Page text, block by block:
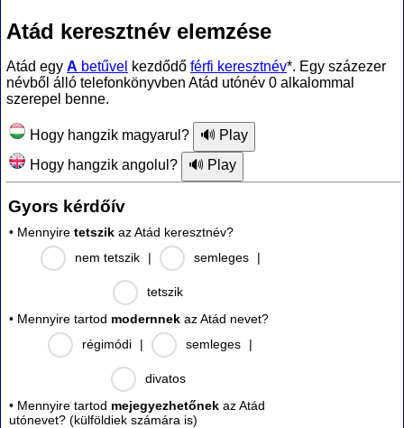
Atád keresztnév elemzése
Atád egy A betűvel kezdődő férfi keresztnév*. Egy százezer
névből álló telefonkönyvben Atád utónév 0 alkalommal
szerepel benne.
Hogy hangzik magyarul?
Hogy hangzik angolul?
Gyors kérdőív
• Mennyire tetszik az Atád keresztnév?
nem tetszik
| semleges |
tetszik
• Mennyire tartod modernnek az Atád nevet?
régimódi
| semleges |
divatos
• Mennyire tartod mejegyezhetőnek az Atád
utónevet? (külföldiek számára is)